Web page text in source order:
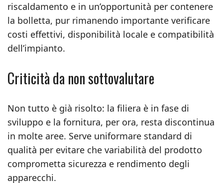
riscaldamento e in un’opportunità per contenere
la bolletta, pur rimanendo importante verificare
costi effettivi, disponibilità locale e compatibilità
dell’impianto.
Criticità da non sottovalutare
Non tutto è già risolto: la filiera è in fase di
sviluppo e la fornitura, per ora, resta discontinua
in molte aree. Serve uniformare standard di
qualità per evitare che variabilità del prodotto
comprometta sicurezza e rendimento degli
apparecchi.